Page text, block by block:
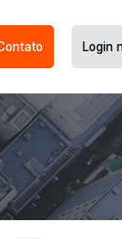
Login